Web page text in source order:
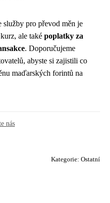
služby pro převod měn je
ale také poplatky za
. Doporučujeme
abyste si zajistili co
maďarských forintů na
nás
Kategorie: Ostatní